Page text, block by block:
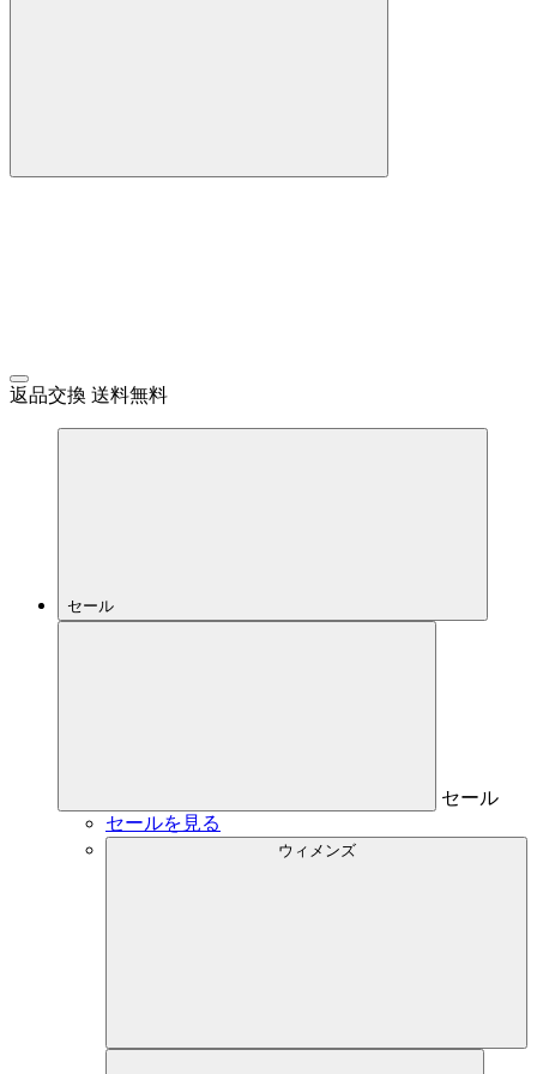
返品交換 送料無料
セール
セール
セールを見る
ウィメンズ